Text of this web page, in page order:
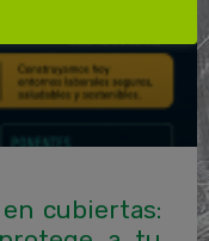
cubiertas: